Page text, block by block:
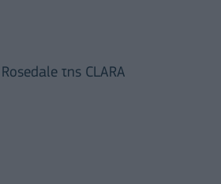
της CLARA